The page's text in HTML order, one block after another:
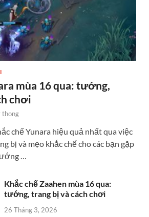
mùa 16 qua: tướng,
chơi
thong
chế Yunara hiệu quả nhất qua việc
bị và mẹo khắc chế cho các bạn gặp
…
Khắc chế Zaahen mùa 16 qua:
tướng, trang bị và cách chơi
26 Tháng 3, 2026